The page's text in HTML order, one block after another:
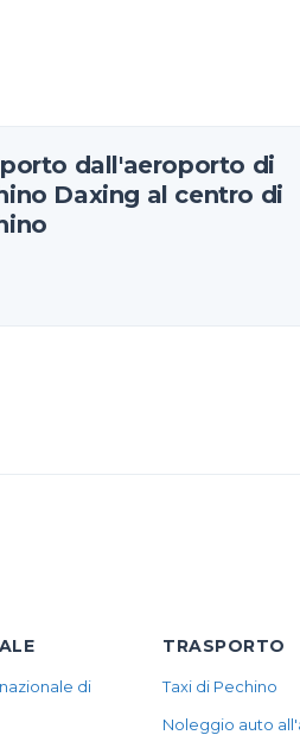
dall'aeroporto di
Daxing al centro di
di
TRASPORTO
Taxi di Pechino
Noleggio auto